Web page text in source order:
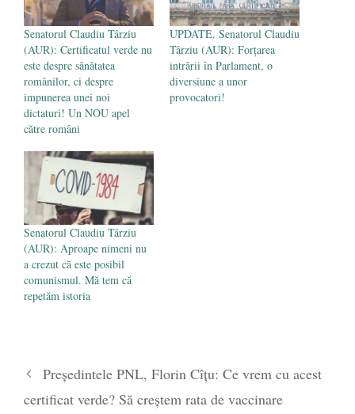
Senatorul Claudiu Târziu
(AUR): Certificatul verde nu
este despre sănătatea
românilor, ci despre
impunerea unei noi
dictaturi! Un NOU apel
către români
UPDATE. Senatorul Claudiu
Târziu (AUR): Forțarea
intrării în Parlament, o
diversiune a unor
provocatori!
Senatorul Claudiu Târziu
(AUR): Aproape nimeni nu
a crezut că este posibil
comunismul. Mă tem că
repetăm istoria
Președintele PNL, Florin Cîțu: Ce vrem cu acest
certificat verde? Să creștem rata de vaccinare